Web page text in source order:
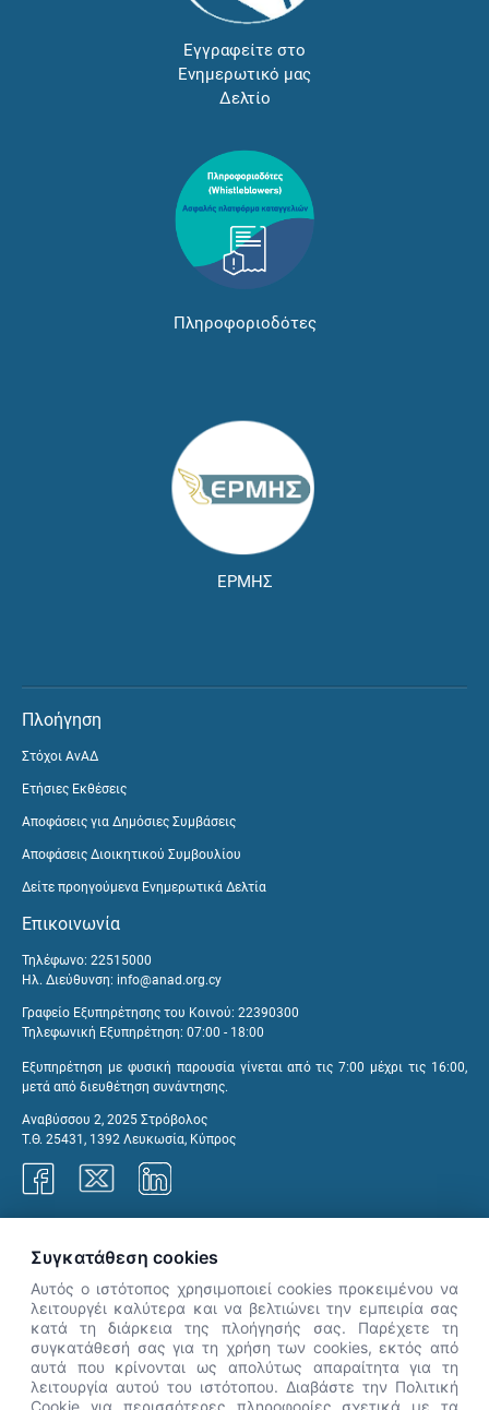
Εγγραφείτε στο
Ενημερωτικό μας
Δελτίο
Πληροφοριοδότες
ΕΡΜΗΣ
Πλοήγηση
Στόχοι ΑνΑΔ
Ετήσιες Εκθέσεις
Αποφάσεις για Δημόσιες Συμβάσεις
Αποφάσεις Διοικητικού Συμβουλίου
Δείτε προηγούμενα Ενημερωτικά Δελτία
Επικοινωνία
Τηλέφωνο: 22515000
Ηλ. Διεύθυνση: info@anad.org.cy
Γραφείο Εξυπηρέτησης του Κοινού: 22390300
Τηλεφωνική Εξυπηρέτηση: 07:00 - 18:00
Εξυπηρέτηση με φυσική παρουσία γίνεται από τις 7:00 μέχρι τις 16:00,
μετά από διευθέτηση συνάντησης.
Αναβύσσου 2, 2025 Στρόβολος
Τ.Θ. 25431, 1392 Λευκωσία, Κύπρος
👋 Καλώς ήρθες! Είμαι η Νόησις.
Πες μου πώς μπορώ να σε βοηθήσω
Συγκατάθεση cookies
Αυτός ο ιστότοπος χρησιμοποιεί cookies προκειμένου να
λειτουργέι καλύτερα και να βελτιώνει την εμπειρία σας
κατά τη διάρκεια της πλοήγησής σας. Παρέχετε τη
συγκατάθεσή σας για τη χρήση των cookies, εκτός από
αυτά που κρίνονται ως απολύτως απαραίτητα για τη
λειτουργία αυτού του ιστότοπου. Διαβάστε την Πολιτική
Cookie για περισσότερες πληροφορίες σχετικά με τα